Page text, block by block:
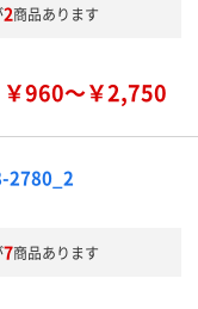
2商品あります
￥960～￥2,750
2780_2
7商品あります